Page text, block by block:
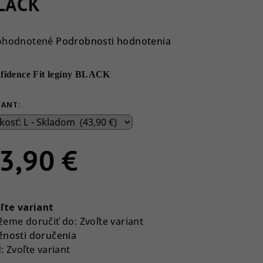
Podrobnosti hodnotenia
Fit legíny BLACK
€
variant
doručiť do: Zvoľte variant
doručenia
Zvoľte variant